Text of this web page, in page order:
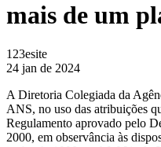
mais de um
123esite
24 jan de 2024
A Diretoria Colegiada da
ANS, no uso das atribuições
Regulamento aprovado pelo
2000, em observância às